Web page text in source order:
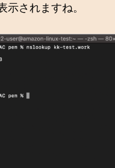
示されますね。